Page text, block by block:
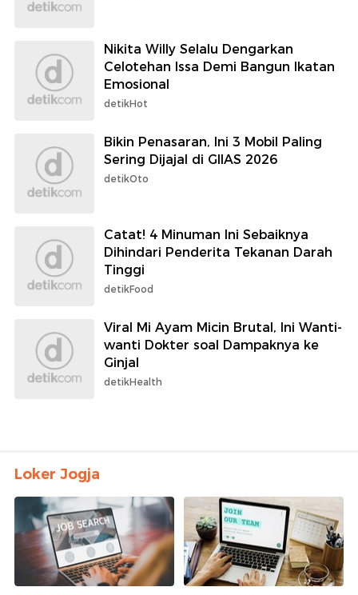
Nikita Willy Selalu Dengarkan
Celotehan Issa Demi Bangun Ikatan
Emosional
detikHot
Bikin Penasaran, Ini 3 Mobil Paling
Sering Dijajal di GIIAS 2026
detikOto
Catat! 4 Minuman Ini Sebaiknya
Dihindari Penderita Tekanan Darah
Tinggi
detikFood
Viral Mi Ayam Micin Brutal, Ini Wanti-
wanti Dokter soal Dampaknya ke
Ginjal
detikHealth
Loker Jogja